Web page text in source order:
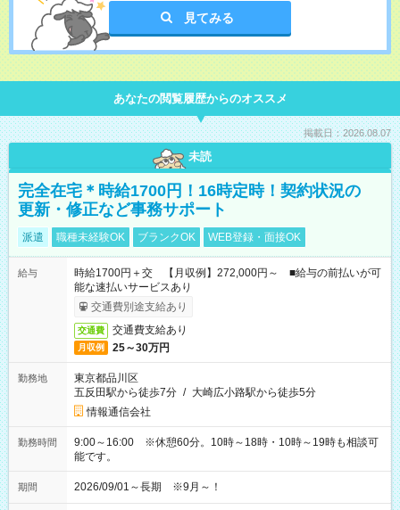
見てみる
あなたの閲覧履歴からのオススメ
掲載日：2026.08.07
未読
完全在宅＊時給1700円！16時定時！契約状況の
更新・修正など事務サポート
派遣 職種未経験OK ブランクOK WEB登録・面接OK
給与
時給1700円＋交 【月収例】272,000円～ ■給与の前払いが可
能な速払いサービスあり
交通費別途支給あり
交通費 交通費支給あり
月収例 25～30万円
勤務地
東京都品川区
五反田駅から徒歩7分 / 大崎広小路駅から徒歩5分
情報通信会社
勤務時間
9:00～16:00 ※休憩60分。10時～18時・10時～19時も相談可
能です。
期間 2026/09/01～長期 ※9月～！